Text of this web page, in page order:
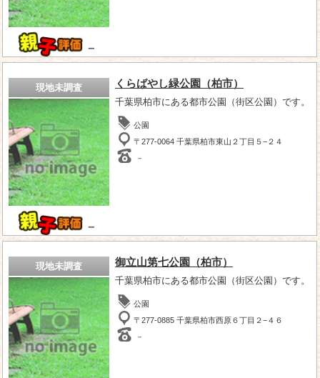
－
現地未調査
－
くらばやし緑公園（柏市）
千葉県柏市にある都市公園（街区公園）です。
公園
〒277-0064 千葉県柏市東山２丁目５−２４
－
現地未調査 御立山第七公園（柏市）
千葉県柏市にある都市公園（街区公園）です。
公園
〒277-0885 千葉県柏市西原６丁目２−４６
－